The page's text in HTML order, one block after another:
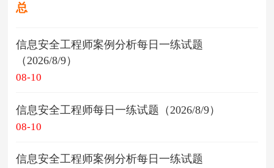
总
信息安全工程师案例分析每日一练试题
（2026/8/9）
08-10
信息安全工程师每日一练试题（2026/8/9）
08-10
信息安全工程师案例分析每日一练试题